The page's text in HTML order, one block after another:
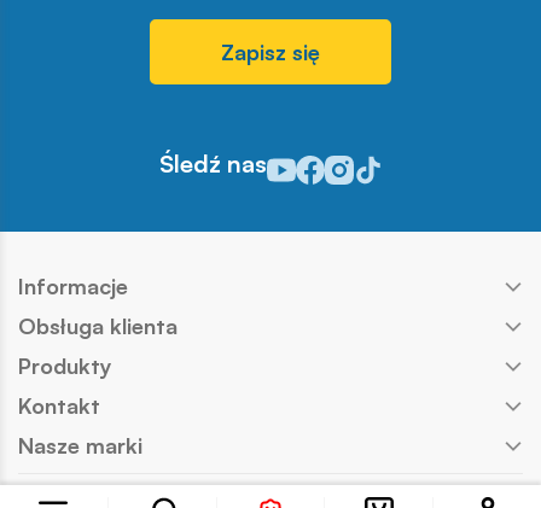
sprawi dziecku prawdziwą
Zapisz się
Śledź nasOdwiedź nasz profil w serwisie
Odwiedź nasz profil w
Odwiedź nasz profil w
Odwiedź nasz profil w
Informacje
Obsługa klienta
Produkty
Kontakt
Nasze marki